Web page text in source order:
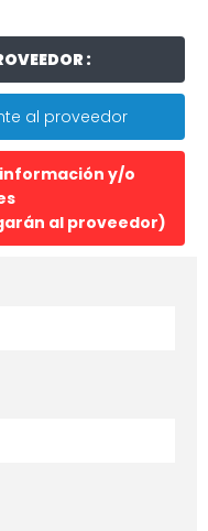
:
al proveedor
información y/o
al proveedor)